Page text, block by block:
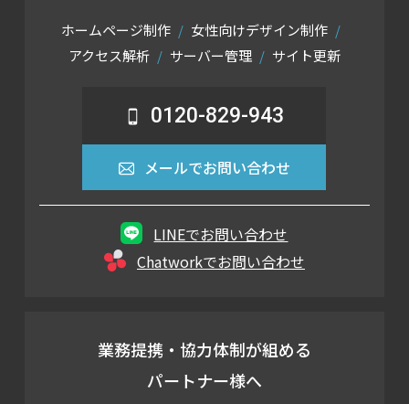
ホームページ制作
女性向けデザイン制作
アクセス解析
サーバー管理 サイト更新
0120-829-943
メールでお問い合わせ
LINEでお問い合わせ
Chatworkでお問い合わせ
業務提携・協力体制が組める
パートナー様へ